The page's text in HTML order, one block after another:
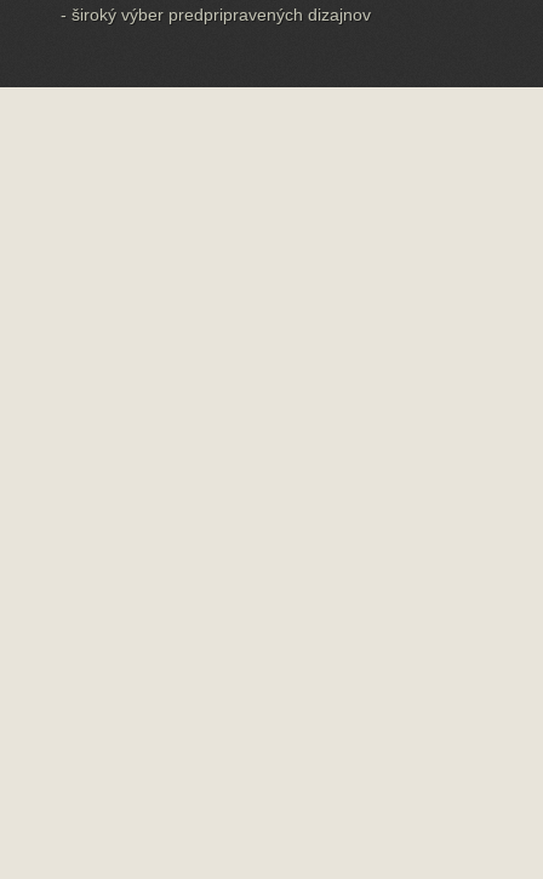
- široký výber predpripravených dizajnov